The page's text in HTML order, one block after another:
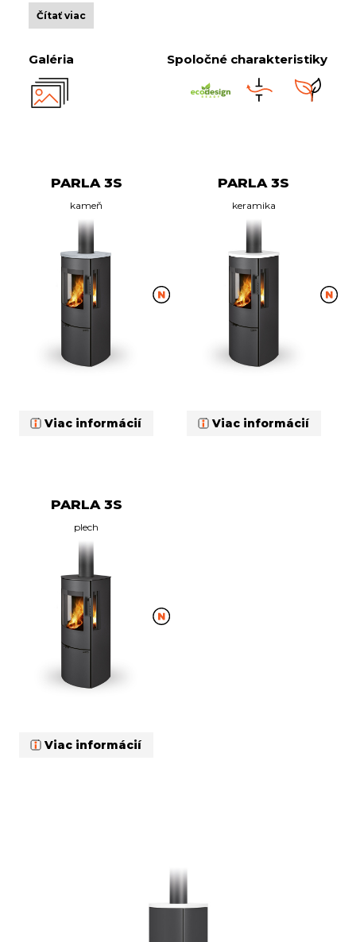
Čítať viac
Galéria Spoločné charakteristiky
PARLA 3S
kameň
Viac informácií
PARLA 3S
keramika
Viac informácií
PARLA 3S
plech
Viac informácií